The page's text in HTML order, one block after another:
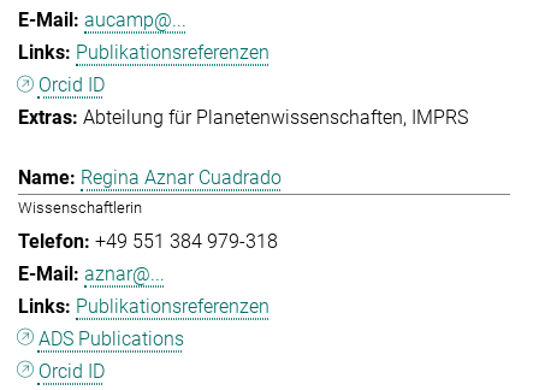
aucamp@...
Publikationsreferenzen
Orcid ID
Abteilung für Planetenwissenschaften IMPRS
Regina Aznar Cuadrado
Wissenschaftlerin
+49 551 384 979-318
aznar@...
Publikationsreferenzen
ADS Publications
Orcid ID